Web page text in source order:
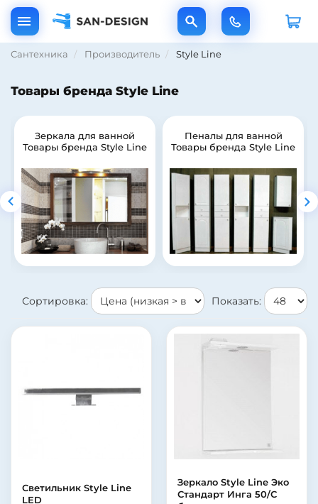
Сантехника Производитель Style Line
Товары бренда Style Line
Зеркала для ванной
Товары бренда Style Line
Пеналы для ванной
Товары бренда Style Line
Показать:
Сортировка:
Светильник Style Line
LED
Зеркало Style Line Эко
Стандарт Инга 50/С